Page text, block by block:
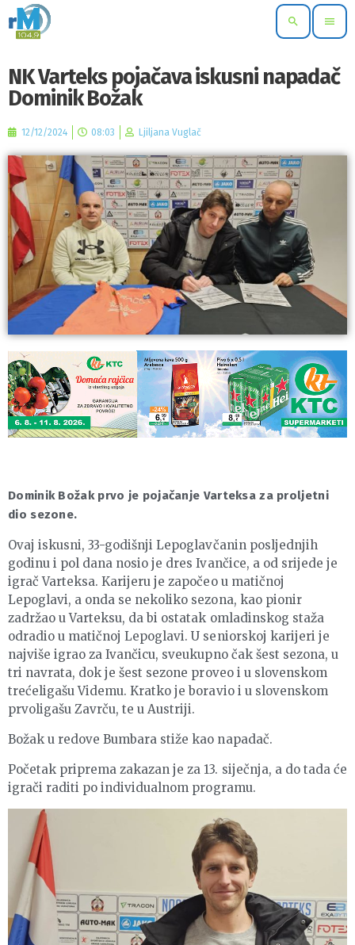
search menu
NK Varteks pojačava iskusni napadač
Dominik Božak
12/12/2024 08:03 Ljiljana Vuglač
Dominik Božak prvo je pojačanje Varteksa za proljetni
dio sezone.
Ovaj iskusni, 33-godišnji Lepoglavčanin posljednjih
godinu i pol dana nosio je dres Ivančice, a od srijede je
igrač Varteksa. Karijeru je započeo u matičnoj
Lepoglavi, a onda se nekoliko sezona, kao pionir
zadržao u Varteksu, da bi ostatak omladinskog staža
odradio u matičnoj Lepoglavi. U seniorskoj karijeri je
najviše igrao za Ivančicu, sveukupno čak šest sezona, u
tri navrata, dok je šest sezone proveo i u slovenskom
trećeligašu Videmu. Kratko je boravio i u slovenskom
prvoligašu Zavrču, te u Austriji.
Božak u redove Bumbara stiže kao napadač.
Početak priprema zakazan je za 13. siječnja, a do tada će
igrači raditi po individualnom programu.